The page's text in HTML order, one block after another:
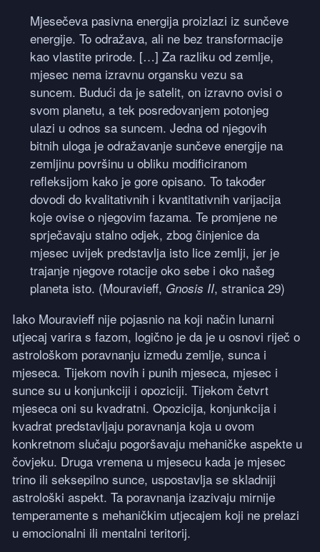
Mjesečeva pasivna energija proizlazi iz sunčeve
energije. To odražava, ali ne bez transformacije
kao vlastite prirode. […] Za razliku od zemlje,
mjesec nema izravnu organsku vezu sa
suncem. Budući da je satelit, on izravno ovisi o
svom planetu, a tek posredovanjem potonjeg
ulazi u odnos sa suncem. Jedna od njegovih
bitnih uloga je odražavanje sunčeve energije na
zemljinu površinu u obliku modificiranom
refleksijom kako je gore opisano. To također
dovodi do kvalitativnih i kvantitativnih varijacija
koje ovise o njegovim fazama. Te promjene ne
sprječavaju stalno odjek, zbog činjenice da
mjesec uvijek predstavlja isto lice zemlji, jer je
trajanje njegove rotacije oko sebe i oko našeg
planeta isto. (Mouravieff, Gnosis II, stranica 29)
Iako Mouravieff nije pojasnio na koji način lunarni
utjecaj varira s fazom, logično je da je u osnovi riječ o
astrološkom poravnanju između zemlje, sunca i
mjeseca. Tijekom novih i punih mjeseca, mjesec i
sunce su u konjunkciji i opoziciji. Tijekom četvrt
mjeseca oni su kvadratni. Opozicija, konjunkcija i
kvadrat predstavljaju poravnanja koja u ovom
konkretnom slučaju pogoršavaju mehaničke aspekte u
čovjeku. Druga vremena u mjesecu kada je mjesec
trino ili seksepilno sunce, uspostavlja se skladniji
astrološki aspekt. Ta poravnanja izazivaju mirnije
temperamente s mehaničkim utjecajem koji ne prelazi
u emocionalni ili mentalni teritorij.